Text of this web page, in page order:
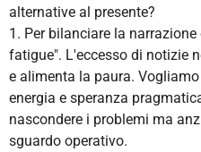
alternative al presente?
1. Per bilanciare la
fatigue". L'eccesso di notizie
e alimenta la paura.
energia e speranza
nascondere i problemi ma
sguardo operativo.